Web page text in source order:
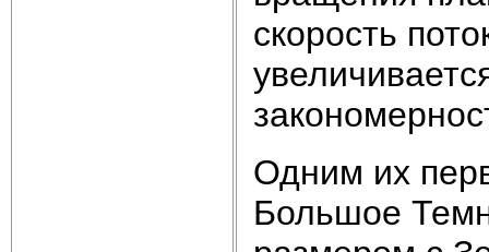
скорость
Одним их
Большое